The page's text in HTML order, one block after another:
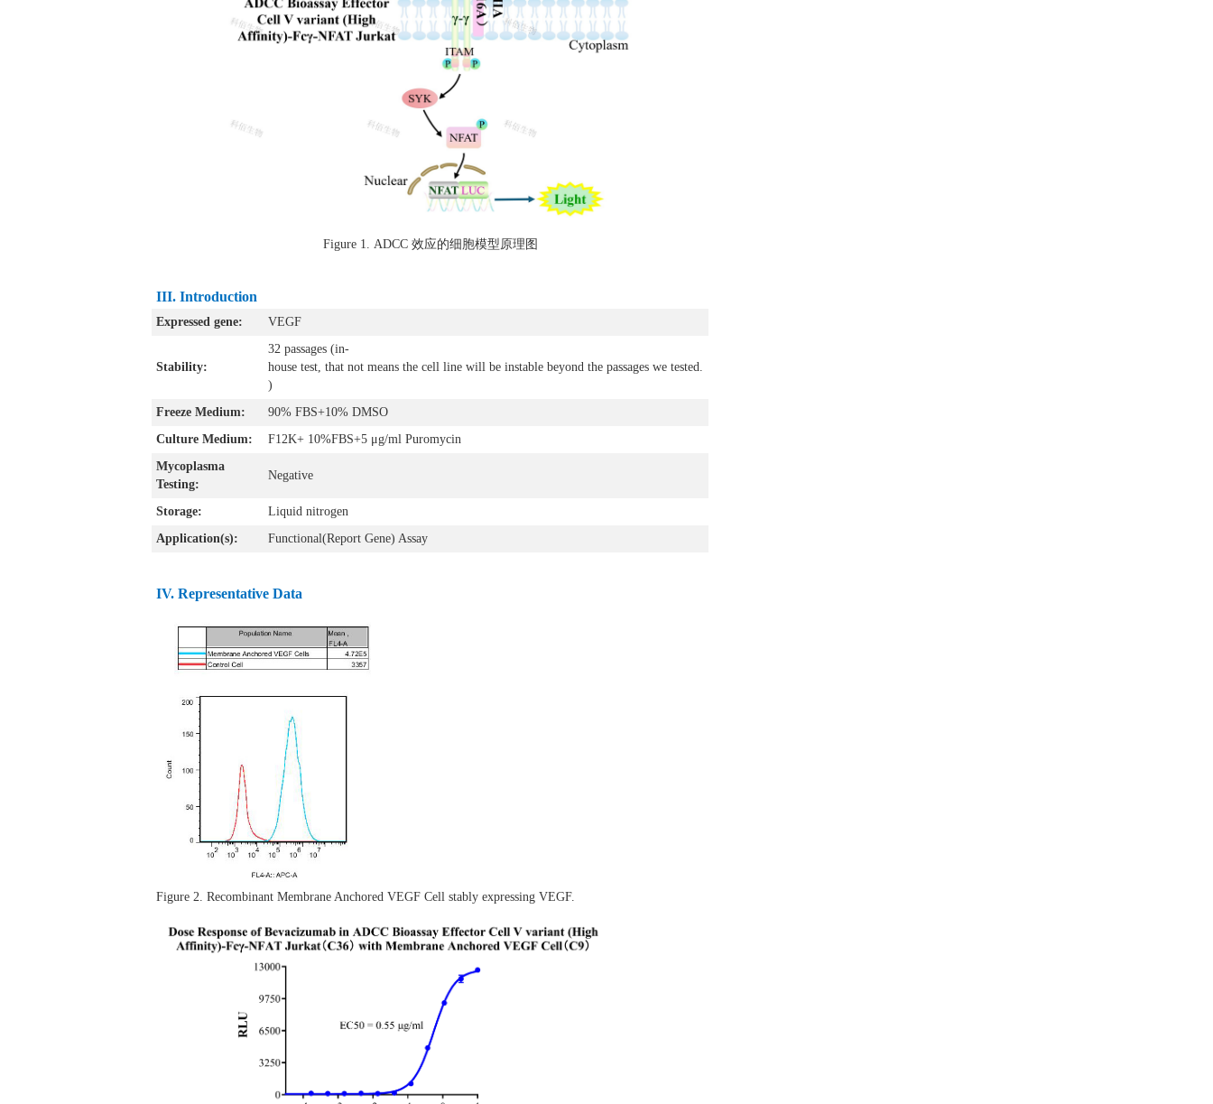
Figure 1. ADCC 效应的细胞模型原理图
III. Introduction
Expressed gene: VEGF
Stability:
32 passages (in-
house test, that not means the cell line will be instable beyond the passages we tested.
)
Freeze Medium:
90% FBS+10% DMSO
Culture Medium:
F12K+ 10%FBS+5 μg/ml Puromycin
Mycoplasma
Testing:
Negative
Storage:
Liquid nitrogen
Application(s):
Functional(Report Gene) Assay
IV. Representative Data
Figure 2. Recombinant Membrane Anchored VEGF Cell stably expressing VEGF.